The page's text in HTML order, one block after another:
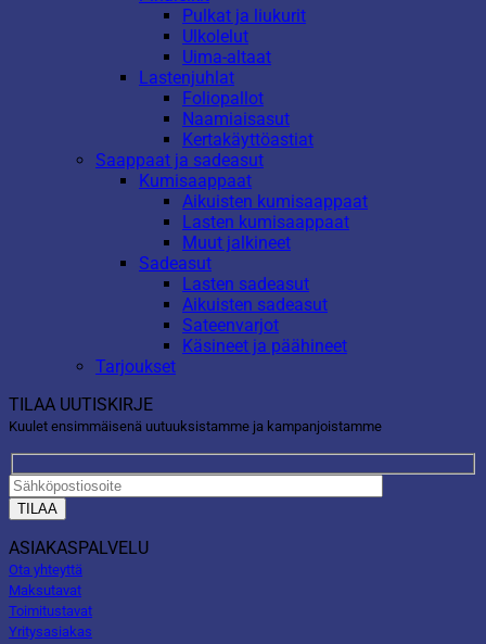
Pulkat ja liukurit
Ulkolelut
Uima-altaat
Lastenjuhlat
Foliopallot
Naamiaisasut
Kertakäyttöastiat
Saappaat ja sadeasut
Kumisaappaat
Aikuisten kumisaappaat
Lasten kumisaappaat
Muut jalkineet
Sadeasut
Lasten sadeasut
Aikuisten sadeasut
Sateenvarjot
Käsineet ja päähineet
Tarjoukset
TILAA UUTISKIRJE
Kuulet ensimmäisenä uutuuksistamme ja kampanjoistamme
ASIAKASPALVELU
Ota yhteyttä
Maksutavat
Toimitustavat
Yritysasiakas